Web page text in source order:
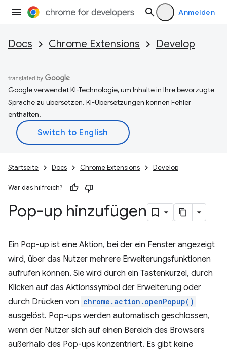
Anmelden
Docs Chrome Extensions Develop
Google verwendet KI-Technologie, um Inhalte in Ihre bevorzugte
Sprache zu übersetzen. KI-Übersetzungen können Fehler
enthalten.
Startseite Docs Chrome Extensions Develop
War das hilfreich?
Pop-up hinzufügen
Ein Pop-up ist eine Aktion, bei der ein Fenster angezeigt
wird, über das Nutzer mehrere Erweiterungsfunktionen
aufrufen können. Sie wird durch ein Tastenkürzel, durch
Klicken auf das Aktionssymbol der Erweiterung oder
durch Drücken von chrome.action.openPopup()
ausgelöst. Pop-ups werden automatisch geschlossen,
wenn der Nutzer sich auf einen Bereich des Browsers
außerhalb des Pop-ups konzentriert. Es gibt keine